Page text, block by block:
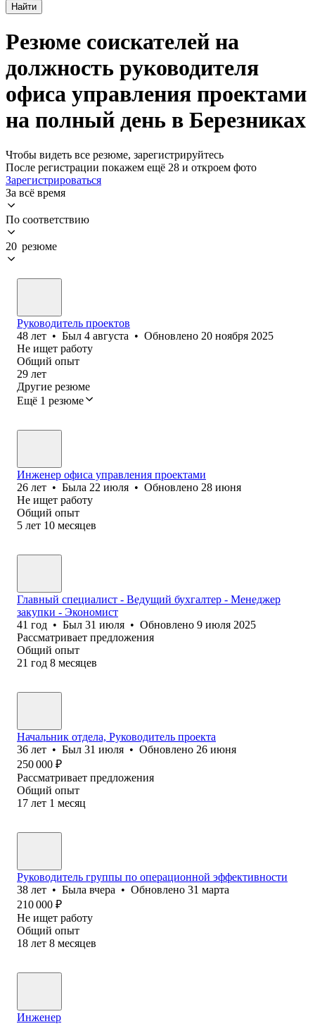
Найти
Резюме соискателей на
должность руководителя
офиса управления проектами
на полный день в Березниках
Чтобы видеть все резюме, зарегистрируйтесь
После регистрации покажем ещё 28 и откроем фото
Зарегистрироваться
За всё время
По соответствию
20 резюме
Руководитель проектов
48 лет • Был 4 августа • Обновлено 20 ноября 2025
Не ищет работу
Общий опыт
29 лет
Другие резюме
Ещё 1 резюме
Инженер офиса управления проектами
26 лет • Была 22 июля • Обновлено 28 июня
Не ищет работу
Общий опыт
5 лет 10 месяцев
Главный специалист - Ведущий бухгалтер - Менеджер
закупки - Экономист
41 год • Был 31 июля • Обновлено 9 июля 2025
Рассматривает предложения
Общий опыт
21 год 8 месяцев
Начальник отдела, Руководитель проекта
36 лет • Был 31 июля • Обновлено 26 июня
250 000 ₽
Рассматривает предложения
Общий опыт
17 лет 1 месяц
Руководитель группы по операционной эффективности
38 лет • Была вчера • Обновлено 31 марта
210 000 ₽
Не ищет работу
Общий опыт
18 лет 8 месяцев
Инженер